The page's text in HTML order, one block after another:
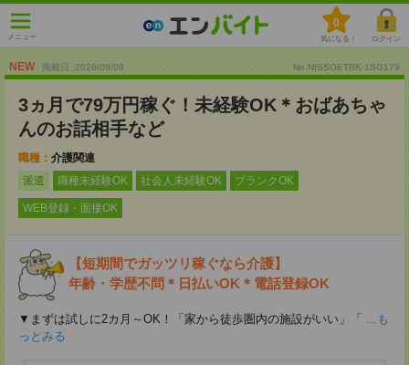
メニュー
0
気になる！ ログイン
NEW 掲載日 :2026/08/08 No.NISSOETRK-1SG179
3ヵ月で79万円稼ぐ！未経験OK＊おばあちゃ
んのお話相手など
職種： 介護関連
派遣
職種未経験OK 社会人未経験OK ブランクOK
WEB登録・面接OK
【短期間でガッツリ稼ぐなら介護】
年齢・学歴不問＊日払いOK＊電話登録OK
▼まずは試しに2カ月～OK！「家から徒歩圏内の施設がいい」「 ...も
っとみる